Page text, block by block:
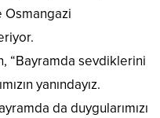
Osmangazi
“Bayramda sevdiklerini
yanındayız.
da duygularımızı